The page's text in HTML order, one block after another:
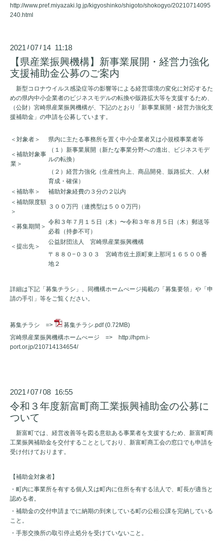
http://www.pref.miyazaki.lg.jp/kigyoshinko/shigoto/shokogyo/20210714095
240.html
2021 /07 / 14 11:18
【県産業振興機構】新事業展開・経営力強化
支援補助金公募のご案内
新型コロナウイルス感染症等の影響等による経営環境の変化に対応するた
めの県内中小企業者のビジネスモデルの転換や販路拡大等を支援するため、
（公財）宮崎県産業振興機構が、下記のとおり「新事業展開・経営力強化支
援補助金」の申請を公募しています。
＜対象者＞ 県内に主たる事務所を置く中小企業者又は小規模事業者等
＜補助対象事
業＞
（１）新事業展開（新たな事業分野への進出、ビジネスモデ
ルの転換）
（２）経営力強化（生産性向上、商品開発、販路拡大、人材
育成・確保）
＜補助率＞
補助対象経費の３分の２以内
＜補助限度額
＞
３００万円（連携型は５００万円）
＜募集期間＞
令和３年７月１５日（木）〜令和３年８月５日（木）郵送等
必着（持参不可）
＜提出先＞
公益財団法人 宮崎県産業振興機構
〒８８０−０３０３ 宮崎市佐土原町東上那珂１６５００番
地２
詳細は下記「募集チラシ」、同機構ホームぺージ掲載の「募集要領」や「申
請の手引」等をご覧ください。
募集チラシ => 募集チラシ.pdf (0.72MB)
宮崎県産業振興機構ホームぺージ => http://hpm.i-
port.or.jp/210714134654/
2021 /07 /08 16:55
令和３年度新富町商工業振興補助金の公募に
ついて
新富町では、経営改善等を図る意欲ある事業者を支援するため、新富町商
工業振興補助金を交付することとしており、新富町商工会の窓口でも申請を
受け付けております。
【補助金対象者】
・町内に事業所を有する個人又は町内に住所を有する法人で、町長が適当と
認める者。
・補助金の交付申請までに納期の到来している町の公租公課を完納している
こと。
・手形交換所の取引停止処分を受けていないこと。